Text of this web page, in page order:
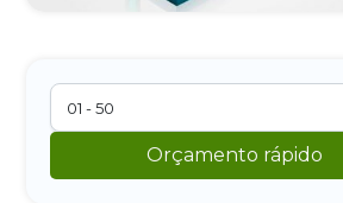
Orçamento rápido